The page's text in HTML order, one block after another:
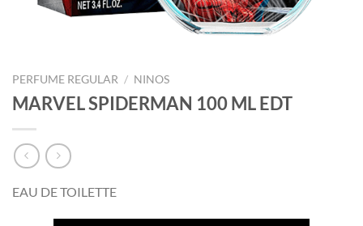
PERFUME REGULAR / NINOS
MARVEL SPIDERMAN 100 ML EDT
EAU DE TOILETTE